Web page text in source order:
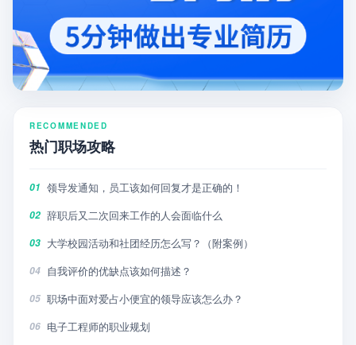
RECOMMENDED
热门职场攻略
01 领导发通知，员工该如何回复才是正确的！
02 辞职后又二次回来工作的人会面临什么
03 大学校园活动和社团经历怎么写？（附案例）
04 自我评价的优缺点该如何描述？
05 职场中面对爱占小便宜的领导应该怎么办？
06 电子工程师的职业规划